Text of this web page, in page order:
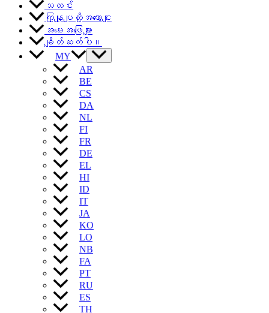
သတင်း
ကြှနျုပျတို့အကွောငျး
အမေးအဖြေများ
ချိတ်ဆက်ပါ။
MY
AR
BE
CS
DA
NL
FI
FR
DE
EL
HI
ID
IT
JA
KO
LO
NB
FA
PT
RU
ES
TH